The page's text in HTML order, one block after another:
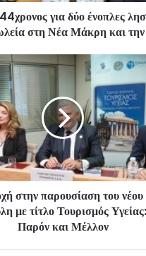
για δύο ένοπλες
στη Νέα Μάκρη και
στην παρουσίαση του νέου
με τίτλο Τουρισμός
Παρόν και Μέλλον